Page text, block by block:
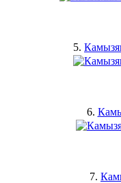
5.
6.
7.